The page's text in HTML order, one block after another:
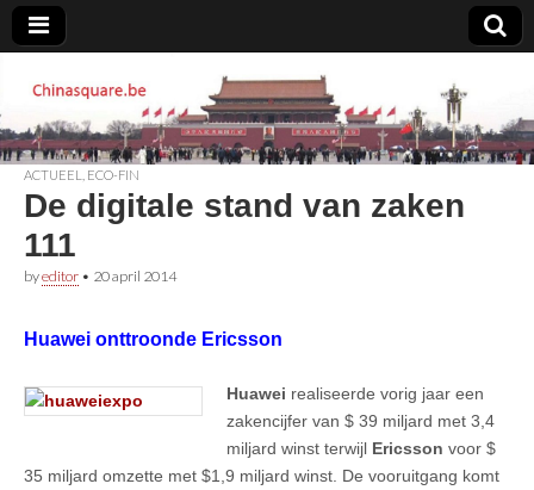
Chinasquare.be
ACTUEEL ECO-FIN
De digitale stand van zaken
111
byeditor • 20 april 2014
Huawei onttroonde Ericsson
Huawei realiseerde vorig jaar een
zakencijfer van $ 39 miljard met 3,4
miljard winst terwijl Ericsson voor $
35 miljard omzette met $1,9 miljard winst. De vooruitgang komt